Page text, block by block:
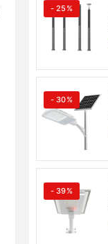
- 25%
- 30%
- 39%